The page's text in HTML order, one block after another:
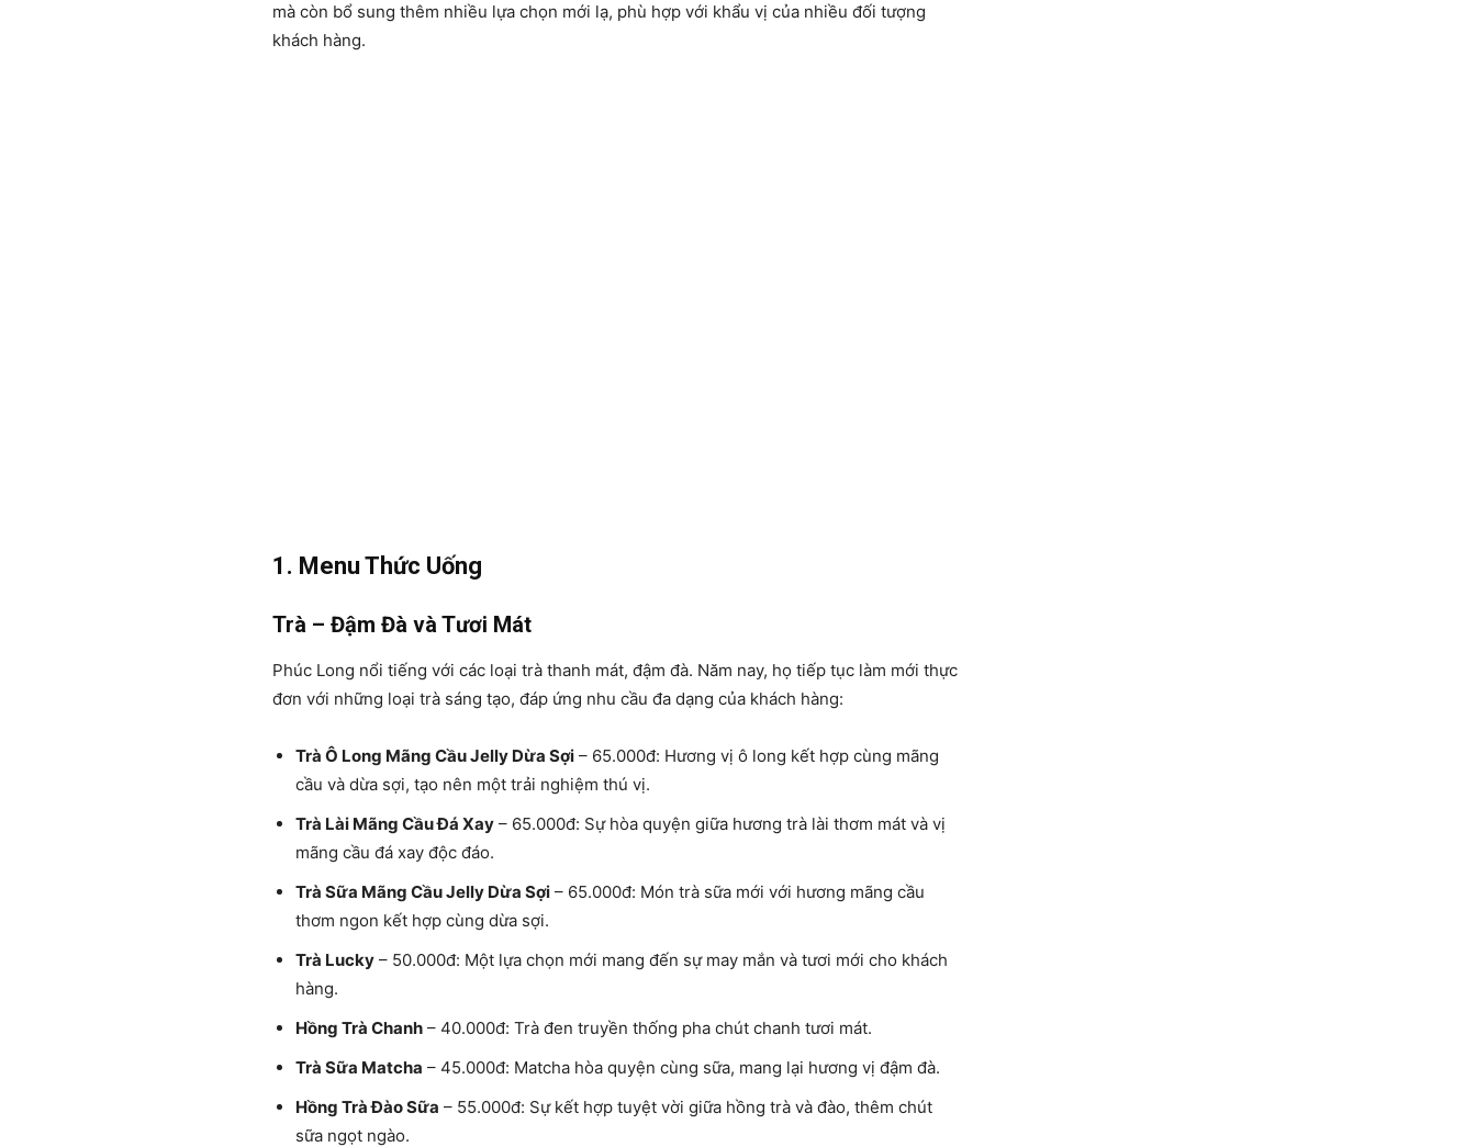
mà còn bổ sung thêm nhiều lựa chọn mới lạ, phù hợp với khẩu vị của nhiều đối tượng
khách hàng.
1. Menu Thức Uống
Trà – Đậm Đà và Tươi Mát
Phúc Long nổi tiếng với các loại trà thanh mát, đậm đà. Năm nay, họ tiếp tục làm mới thực
đơn với những loại trà sáng tạo, đáp ứng nhu cầu đa dạng của khách hàng:
Trà Ô Long Mãng Cầu Jelly Dừa Sợi – 65.000đ: Hương vị ô long kết hợp cùng mãng
cầu và dừa sợi, tạo nên một trải nghiệm thú vị.
Trà Lài Mãng Cầu Đá Xay – 65.000đ: Sự hòa quyện giữa hương trà lài thơm mát và vị
mãng cầu đá xay độc đáo.
Trà Sữa Mãng Cầu Jelly Dừa Sợi – 65.000đ: Món trà sữa mới với hương mãng cầu
thơm ngon kết hợp cùng dừa sợi.
Trà Lucky – 50.000đ: Một lựa chọn mới mang đến sự may mắn và tươi mới cho khách
hàng.
Hồng Trà Chanh – 40.000đ: Trà đen truyền thống pha chút chanh tươi mát.
Trà Sữa Matcha – 45.000đ: Matcha hòa quyện cùng sữa, mang lại hương vị đậm đà.
Hồng Trà Đào Sữa – 55.000đ: Sự kết hợp tuyệt vời giữa hồng trà và đào, thêm chút
sữa ngọt ngào.